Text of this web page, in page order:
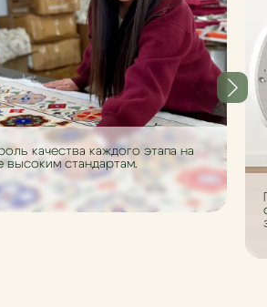
качества каждого этапа на
высоким стандартам.